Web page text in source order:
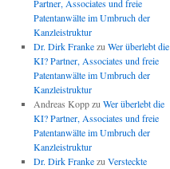
Partner, Associates und freie
Patentanwälte im Umbruch der
Kanzleistruktur
Dr. Dirk Frankezu Wer überlebt die
KI? Partner, Associates und freie
Patentanwälte im Umbruch der
Kanzleistruktur
Andreas Koppzu Wer überlebt die
KI? Partner, Associates und freie
Patentanwälte im Umbruch der
Kanzleistruktur
Dr. Dirk Frankezu Versteckte